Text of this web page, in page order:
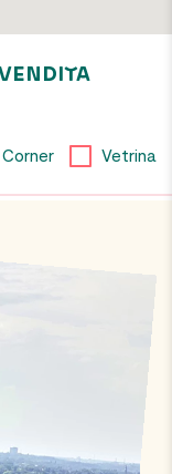
Corner Vetrina